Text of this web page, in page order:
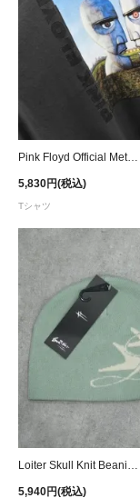
Pink Floyd Official Metal Division Bell At Daytime T-Shirt - D.Grey
5,830円(税込)
Tシャツ
5,940円(税込)